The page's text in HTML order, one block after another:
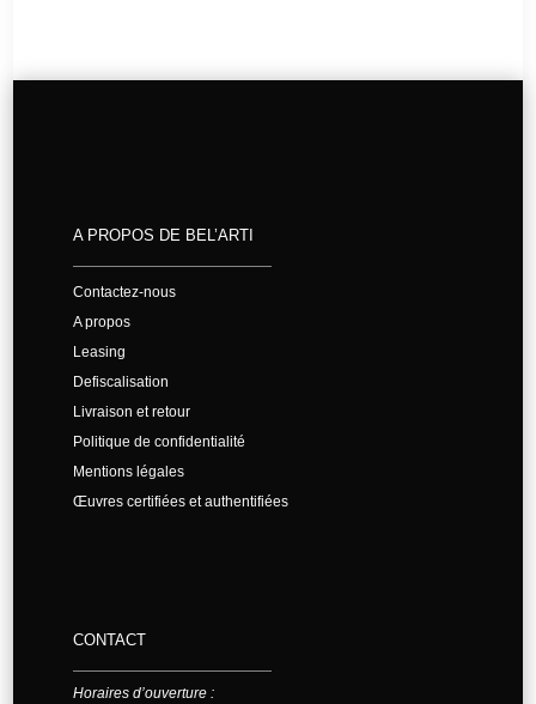
A PROPOS DE BEL’ARTI
Contactez-nous
A propos
Leasing
Defiscalisation
Livraison et retour
Politique de confidentialité
Mentions légales
Œuvres certifiées et authentifiées
CONTACT
Horaires d’ouverture :